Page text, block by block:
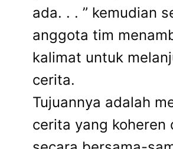
ada. . . ” kemudian
anggota tim
kalimat untuk
cerita.
Tujuannya adalah
cerita yang koheren